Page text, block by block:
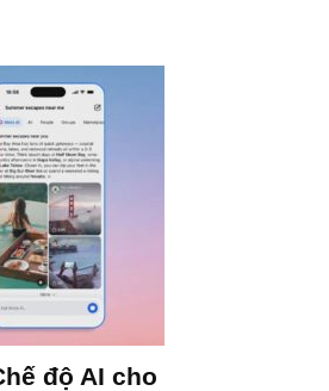
độ AI cho